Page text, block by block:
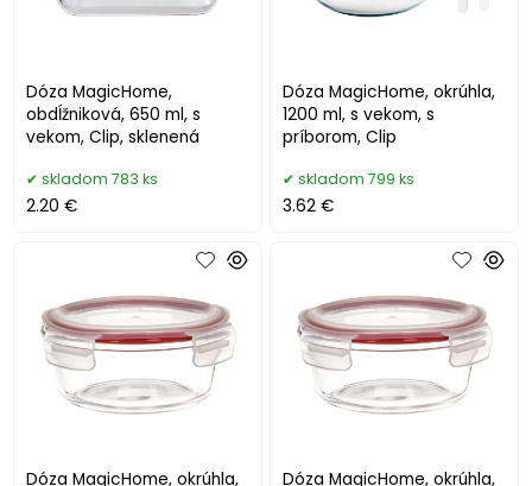
Dóza MagicHome,
obdĺžniková, 650 ml, s
vekom, Clip, sklenená
skladom 783 ks
2.20 €
Dóza MagicHome, okrúhla,
1200 ml, s vekom, s
príborom, Clip
skladom 799 ks
3.62 €
Dóza MagicHome, okrúhla,
Dóza MagicHome, okrúhla,